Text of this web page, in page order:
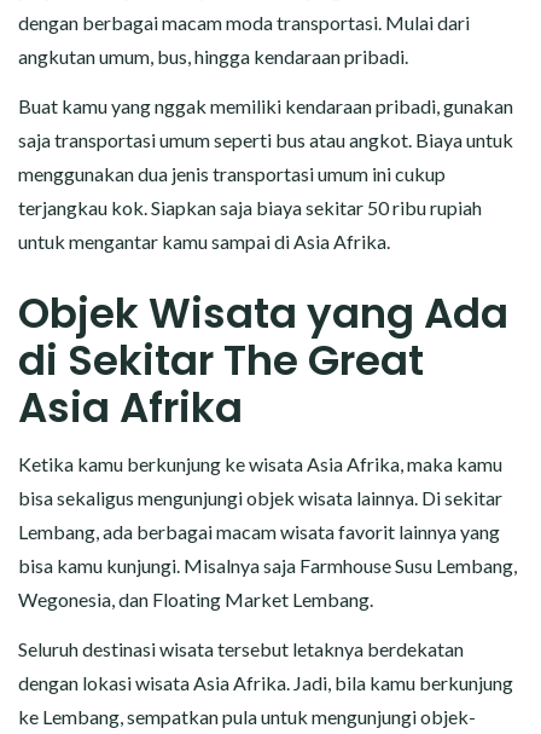
dengan berbagai macam moda transportasi. Mulai dari
angkutan umum, bus, hingga kendaraan pribadi.
Buat kamu yang nggak memiliki kendaraan pribadi, gunakan
saja transportasi umum seperti bus atau angkot. Biaya untuk
menggunakan dua jenis transportasi umum ini cukup
terjangkau kok. Siapkan saja biaya sekitar 50 ribu rupiah
untuk mengantar kamu sampai di Asia Afrika.
Objek Wisata yang Ada
di Sekitar The Great
Asia Afrika
Ketika kamu berkunjung ke wisata Asia Afrika, maka kamu
bisa sekaligus mengunjungi objek wisata lainnya. Di sekitar
Lembang, ada berbagai macam wisata favorit lainnya yang
bisa kamu kunjungi. Misalnya saja Farmhouse Susu Lembang,
Wegonesia, dan Floating Market Lembang.
Seluruh destinasi wisata tersebut letaknya berdekatan
dengan lokasi wisata Asia Afrika. Jadi, bila kamu berkunjung
ke Lembang, sempatkan pula untuk mengunjungi objek-